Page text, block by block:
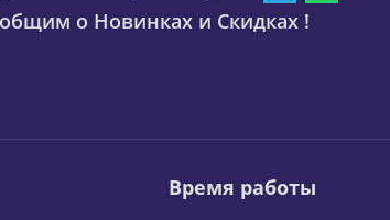
о Новинках и Скидках !
Время работы